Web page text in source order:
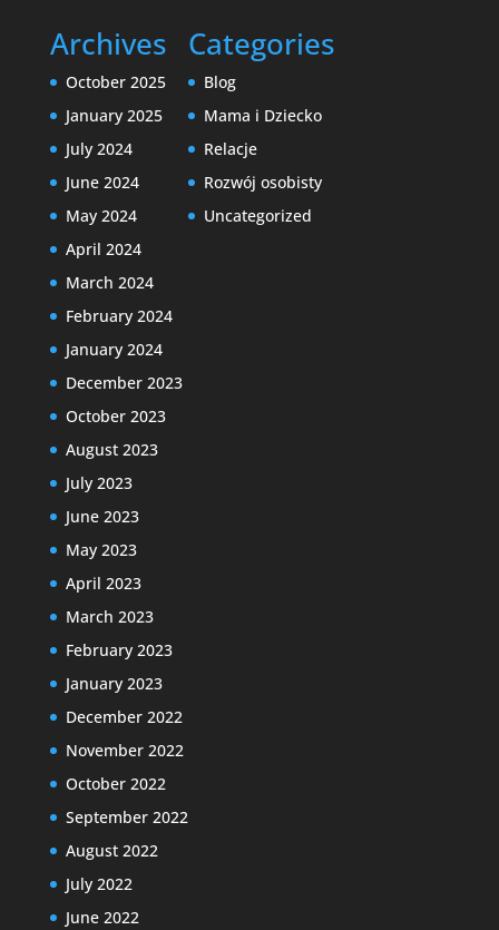
Archives
October 2025
January 2025
July 2024
June 2024
May 2024
April 2024
March 2024
February 2024
January 2024
December 2023
October 2023
August 2023
July 2023
June 2023
May 2023
April 2023
March 2023
February 2023
January 2023
December 2022
November 2022
October 2022
September 2022
August 2022
July 2022
June 2022
Categories
Blog
Mama i Dziecko
Relacje
Rozwój osobisty
Uncategorized